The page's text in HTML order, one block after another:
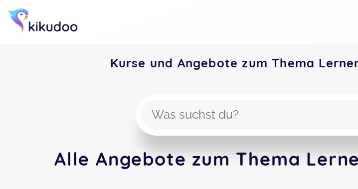
Kurse und Angebote zum Thema
Alle Angebote zum Thema